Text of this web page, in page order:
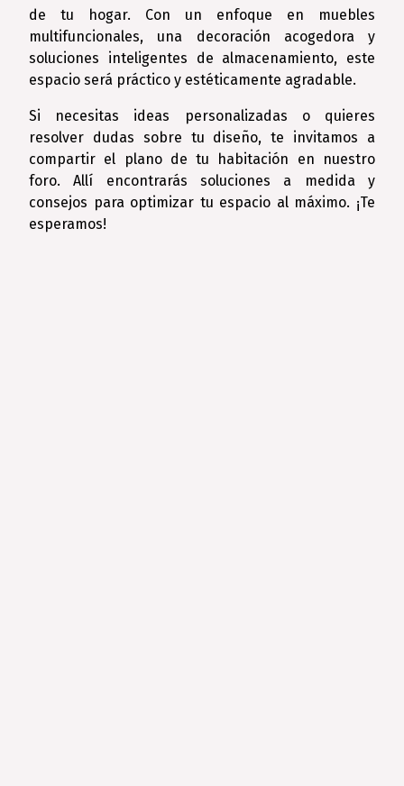
de tu hogar. Con un enfoque en muebles
multifuncionales, una decoración acogedora y
soluciones inteligentes de almacenamiento, este
espacio será práctico y estéticamente agradable.
Si necesitas ideas personalizadas o quieres
resolver dudas sobre tu diseño, te invitamos a
compartir el plano de tu habitación en nuestro
foro. Allí encontrarás soluciones a medida y
consejos para optimizar tu espacio al máximo. ¡Te
esperamos!